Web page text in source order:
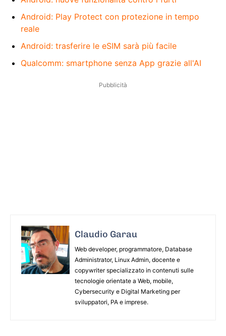
Android: Play Protect con protezione in tempo
reale
Android: trasferire le eSIM sarà più facile
Qualcomm: smartphone senza App grazie all'AI
Pubblicità
Claudio Garau
Web developer, programmatore, Database
Administrator, Linux Admin, docente e
copywriter specializzato in contenuti sulle
tecnologie orientate a Web, mobile,
Cybersecurity e Digital Marketing per
sviluppatori, PA e imprese.